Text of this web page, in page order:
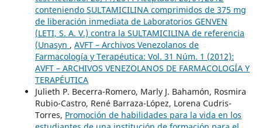
conteniendo SULTAMICILINA comprimidos de 375 mg
de liberación inmediata de Laboratorios GENVEN
(LETI, S. A. V.) contra la SULTAMICILINA de referencia
(Unasyn , AVFT – Archivos Venezolanos de
Farmacología y Terapéutica: Vol. 31 Núm. 1 (2012):
AVFT – ARCHIVOS VENEZOLANOS DE FARMACOLOGÍA Y
TERAPÉUTICA
Julieth P. Becerra-Romero, Marly J. Bahamón, Rosmira
Rubio-Castro, René Barraza-López, Lorena Cudris-
Torres, Promoción de habilidades para la vida en los